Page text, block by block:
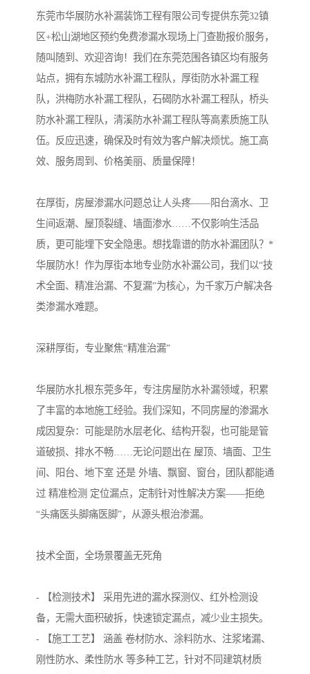
东莞市华展防水补漏装饰工程有限公司专提供东莞32镇
区+松山湖地区预约免费渗漏水现场上门查勘报价服务，
随叫随到、欢迎咨询！我们在东莞范围各镇区均有服务
站点，拥有东城防水补漏工程队，厚街防水补漏工程
队，洪梅防水补漏工程队，石碣防水补漏工程队，桥头
防水补漏工程队，清溪防水补漏工程队等高素质施工队
伍。反应迅速，确保及时有效为客户解决烦忧。施工高
效、服务周到、价格美丽、质量保障！
在厚街，房屋渗漏水问题总让人头疼——阳台滴水、卫
生间返潮、屋顶裂缝、墙面渗水……不仅影响生活品
质，更可能埋下安全隐患。想找靠谱的防水补漏团队？*
华展防水！作为厚街本地专业防水补漏公司，我们以“技
术全面、精准治漏、不复漏”为核心，为千家万户解决各
类渗漏水难题。
深耕厚街，专业聚焦“精准治漏”
华展防水扎根东莞多年，专注房屋防水补漏领域，积累
了丰富的本地施工经验。我们深知，不同房屋的渗漏水
成因复杂：可能是防水层老化、结构开裂，也可能是管
道破损、排水不畅……无论问题出在 屋顶、墙面、卫生
间、阳台、地下室 还是 外墙、飘窗、窗台，团队都能通
过 精准检测 定位漏点，定制针对性解决方案——拒绝
“头痛医头脚痛医脚”，从源头根治渗漏。
技术全面，全场景覆盖无死角
- 【检测技术】 采用先进的漏水探测仪、红外检测设
备，无需大面积破拆，快速锁定漏点，减少业主损失。
- 【施工工艺】 涵盖 卷材防水、涂料防水、注浆堵漏、
刚性防水、柔性防水 等多种工艺，针对不同建筑材质